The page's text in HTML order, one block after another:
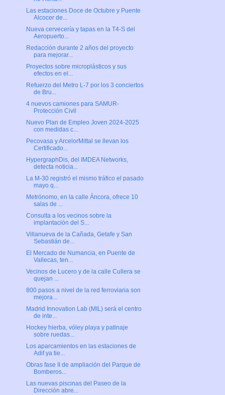
Las estaciones Doce de Octubre y Puente
Alcocer de...
Nueva cervecería y tapas en la T4-S del
Aeropuerto...
Redacción durante 2 años del proyecto
para mejorar...
Proyectos sobre microplásticos y sus
efectos en el...
Refuerzo del Metro L-7 por los 3 conciertos
de Bru...
4 nuevos camiones para SAMUR-
Protección Civil
Nuevo Plan de Empleo Joven 2024-2025
con medidas c...
Pecovasa y ArcelorMittal se llevan los
Certificado...
HypergraphDis, del IMDEA Networks,
detecta noticia...
La M-30 registró el mismo tráfico el pasado
mayo q...
Metrónomo, en la calle Áncora, ofrece 10
salas de ...
Consulta a los vecinos sobre la
implantación del S...
Villanueva de la Cañada, Getafe y San
Sebastián de...
El Mercado de Numancia, en Puente de
Vallecas, ten...
Vecinos de Lucero y de la calle Cullera se
quejan ...
800 pasos a nivel de la red ferroviaria son
mejora...
Madrid Innovation Lab (MIL) será el centro
de inte...
Hockey hierba, vóley playa y patinaje
sobre ruedas...
Los aparcamientos en las estaciones de
Adif ya tie...
Obras fase II de ampliación del Parque de
Bomberos...
Las nuevas piscinas del Paseo de la
Dirección abre...